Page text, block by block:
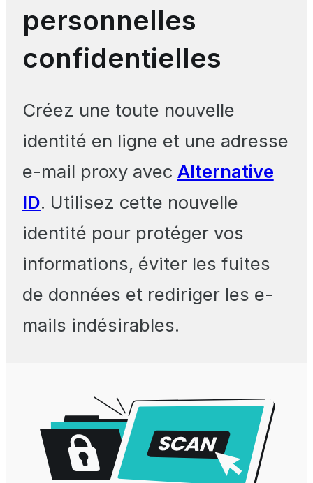
personnelles
confidentielles
Créez une toute nouvelle
identité en ligne et une adresse
e-mail proxy avec Alternative
ID. Utilisez cette nouvelle
identité pour protéger vos
informations, éviter les fuites
de données et rediriger les e-
mails indésirables.